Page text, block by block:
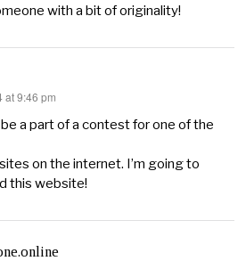
with a bit of originality!
at 9:46 pm
be a part of a contest for one of the
on the internet. I’m going to
this website!